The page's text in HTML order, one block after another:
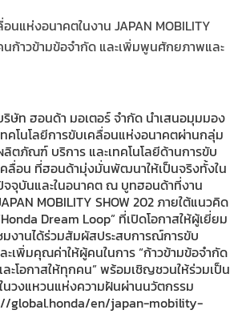
แห่งอนาคตในงาน JAPAN MOBILITY
ก้าวข้ามข้อจำกัด และเพิ่มพูนศักยภาพและ
ริษัท ฮอนด้า มอเตอร์ จำกัด นำเสนอมุมมอง
ทคโนโลยีการขับเคลื่อนแห่งอนาคตผ่านกลุ่ม
ลิตภัณฑ์ บริการ และเทคโนโลยีด้านการขับ
คลื่อน ที่ฮอนด้ามุ่งมั่นพัฒนาให้เป็นจริงทั้งใน
จจุบันและในอนาคต ณ บูทฮอนด้าที่งาน
MOBILITY SHOW 202 ภายใต้แนวคิด
Dream Loop” ที่เปิดโอกาสให้ผู้เยี่ยม
งานได้ร่วมสัมผัสประสบการณ์การขับ
เพิ่มคุณค่าให้ผู้คนในการ “ก้าวข้ามข้อจำกัด
ะโอกาสให้ทุกคน” พร้อมเชิญชวนให้ร่วมเป็น
วงแหวนแห่งความฝันผ่านนวัตกรรม
global.honda/en/japan-mobility-